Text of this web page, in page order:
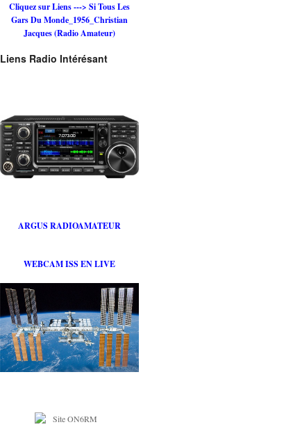
Cliquez sur Liens ---> Si Tous Les
Gars Du Monde_1956_Christian
Jacques (Radio Amateur)
Liens Radio Intérésant
ARGUS RADIOAMATEUR
WEBCAM ISS EN LIVE